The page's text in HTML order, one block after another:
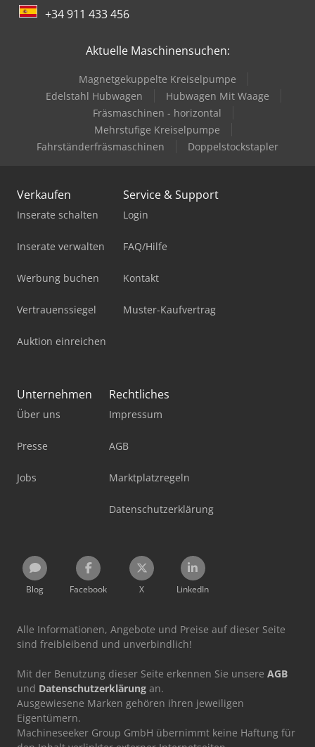
+34 911 433 456
Aktuelle Maschinensuchen:
Magnetgekuppelte Kreiselpumpe
Edelstahl Hubwagen
Hubwagen Mit Waage
Fräsmaschinen - horizontal
Mehrstufige Kreiselpumpe
Fahrständerfräsmaschinen
Doppelstockstapler
Verkaufen
Inserate schalten
Inserate verwalten
Werbung buchen
Vertrauenssiegel
Auktion einreichen
Service & Support
Login
FAQ/Hilfe
Kontakt
Muster-Kaufvertrag
Unternehmen
Über uns
Presse
Jobs
Rechtliches
Impressum
AGB
Marktplatzregeln
Datenschutzerklärung
Blog Facebook X LinkedIn
Alle Informationen, Angebote und Preise auf dieser Seite
sind freibleibend und unverbindlich!
Mit der Benutzung dieser Seite erkennen Sie unsere AGB
und Datenschutzerklärung an.
Ausgewiesene Marken gehören ihren jeweiligen
Eigentümern.
Machineseeker Group GmbH übernimmt keine Haftung für